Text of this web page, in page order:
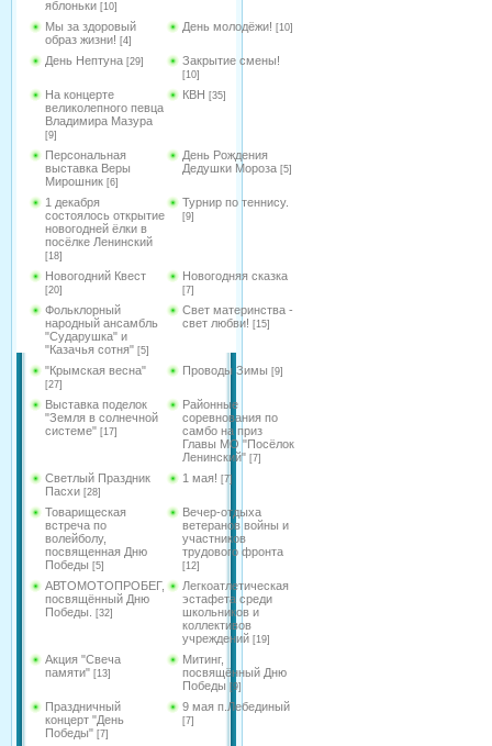
яблоньки [10]
Мы за здоровый
образ жизни! [4]
День молодёжи! [10]
День Нептуна [29] Закрытие смены!
[10]
На концерте
великолепного певца
Владимира Мазура
[9]
КВН [35]
Персональная
выставка Веры
Мирошник [6]
День Рождения
Дедушки Мороза [5]
1 декабря
состоялось открытие
новогодней ёлки в
посёлке Ленинский
[18]
Турнир по теннису.
[9]
Новогодний Квест
[20]
Новогодняя сказка
[7]
Фольклорный
народный ансамбль
"Сударушка" и
"Казачья сотня" [5]
Свет материнства -
свет любви! [15]
"Крымская весна"
[27]
Проводы Зимы [9]
Выставка поделок
"Земля в солнечной
системе" [17]
Районные
соревнования по
самбо на приз
Главы МО "Посёлок
Ленинский" [7]
Светлый Праздник
Пасхи [28]
1 мая! [7]
Товарищеская
встреча по
волейболу,
посвященная Дню
Победы [5]
Вечер-отдыха
ветеранов войны и
участников
трудового фронта
[12]
АВТОМОТОПРОБЕГ,
посвящённый Дню
Победы.
[32]
Легкоатлетическая
эстафета среди
школьников и
коллективов
учреждений [19]
Акция "Свеча
памяти" [13]
Митинг,
посвящённый Дню
Победы [9]
Праздничный
концерт "День
Победы" [7]
9 мая п.Лебединый
[7]